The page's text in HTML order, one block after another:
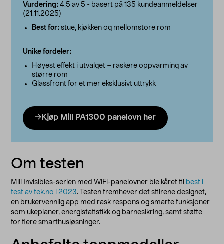
Vurdering: 4.5 av 5 - basert på 135 kundeanmeldelser
(21.11.2025)
Best for: stue, kjøkken og mellomstore rom
Unike fordeler:
Høyest effekt i utvalget – raskere oppvarming av
større rom
Glassfront for et mer eksklusivt uttrykk
Kjøp Mill PA1300 panelovn her
Om testen
Mill Invisibles-serien med WiFi-panelovner ble kåret til
best i
test av tek.no i 2023. Testen fremhever det stilrene designet,
en brukervennlig app med rask respons og smarte funksjoner
som ukeplaner, energistatistikk og barnesikring, samt støtte
for flere smarthusløsninger.